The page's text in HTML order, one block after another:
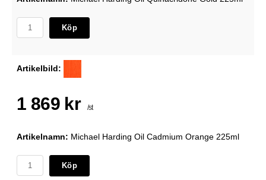
Köp
Artikelbild:
1 869 kr /st
Artikelnamn: Michael Harding Oil Cadmium Orange 225ml
Köp